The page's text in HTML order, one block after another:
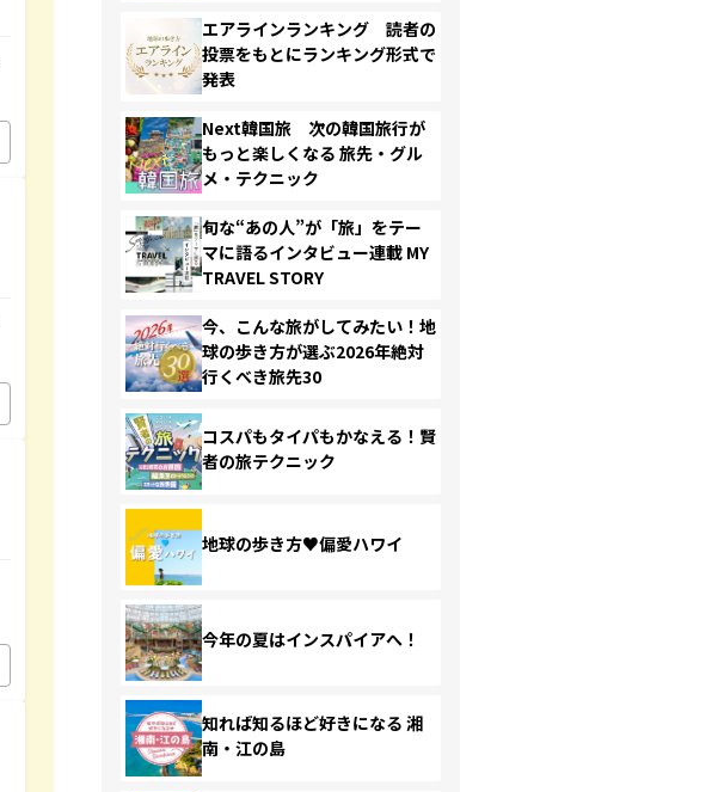
エアラインランキング 読者の
投票をもとにランキング形式で
発表
Next韓国旅 次の韓国旅行が
もっと楽しくなる 旅先・グル
メ・テクニック
旬な“あの人”が「旅」をテー
マに語るインタビュー連載 MY
TRAVEL STORY
今、こんな旅がしてみたい！地
球の歩き方が選ぶ2026年絶対
行くべき旅先30
コスパもタイパもかなえる！賢
者の旅テクニック
地球の歩き方♥偏愛ハワイ
今年の夏はインスパイアへ！
知れば知るほど好きになる 湘
南・江の島